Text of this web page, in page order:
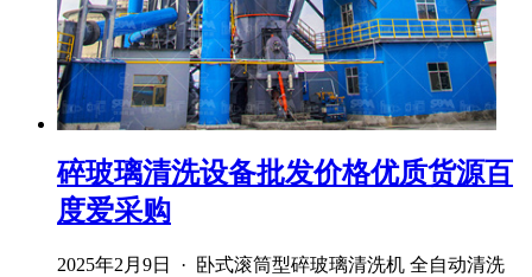
碎玻璃清洗设备批发价格优质货源百
度爱采购
2025年2月9日 · 卧式滚筒型碎玻璃清洗机 全自动清洗